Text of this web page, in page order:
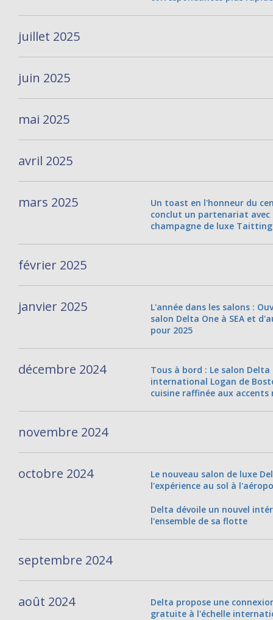
juillet 2025
juin 2025
mai 2025
avril 2025
mars 2025
Un toast en l'honneur du
conclut un partenariat avec
champagne de luxe
février 2025
janvier 2025
L'année dans les salons :
salon Delta One à SEA et
pour 2025
décembre 2024
Tous à bord : Le salon
international Logan de
cuisine raffinée aux
novembre 2024
octobre 2024
Le nouveau salon de luxe
l'expérience au sol à
Delta dévoile un nouvel
l'ensemble de sa flotte
septembre 2024
août 2024
Delta propose une
gratuite à l'échelle